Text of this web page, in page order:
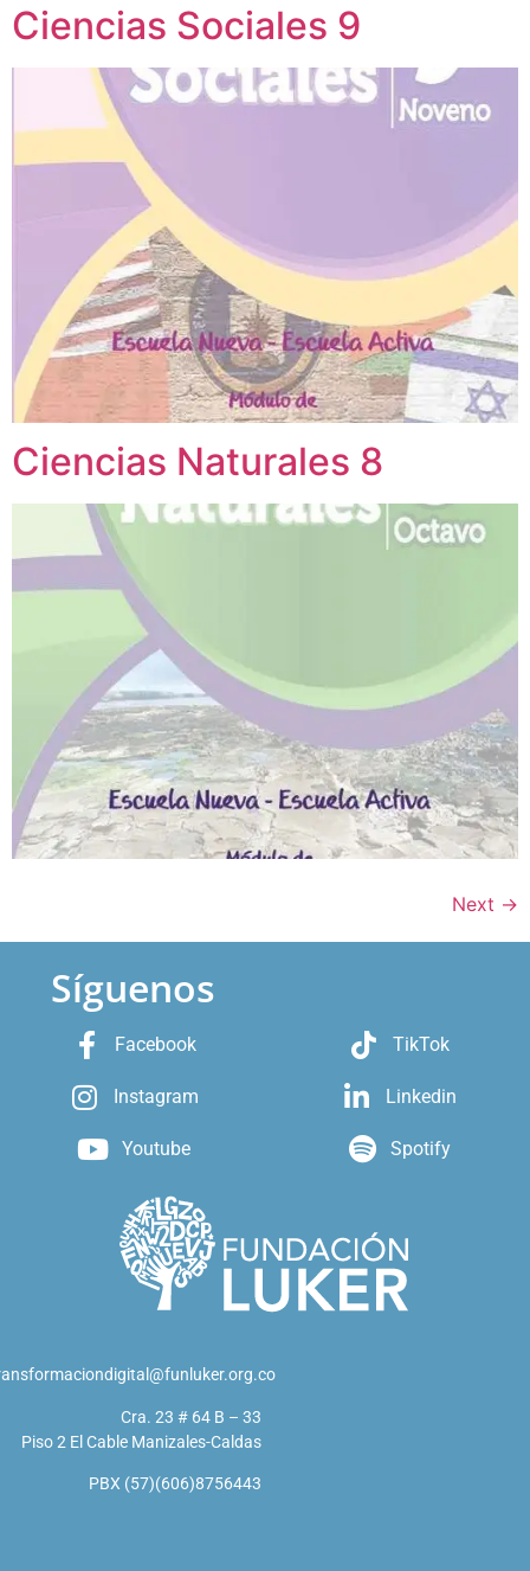
Ciencias Sociales 9
Ciencias Naturales 8
Next →
Síguenos
Facebook
Instagram
Youtube
TikTok
Linkedin
Spotify
Cra. 23 # 64 B – 33
Piso 2 El Cable Manizales-Caldas
PBX (57)(606)8756443